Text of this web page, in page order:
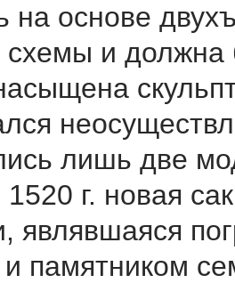
на основе
схемы и
лишь две
1520 г. новая
являвшаяся
и памятником